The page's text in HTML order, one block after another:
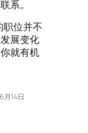
系。
职位并不
展变化
就有机
月14日